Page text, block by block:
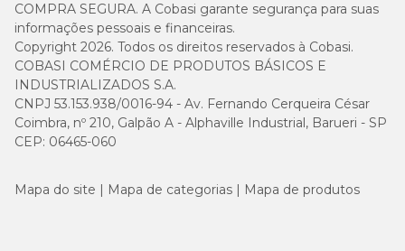
COMPRA SEGURA. A Cobasi garante segurança para suas
informações pessoais e financeiras.
Copyright 2026. Todos os direitos reservados à Cobasi.
COBASI COMÉRCIO DE PRODUTOS BÁSICOS E
INDUSTRIALIZADOS S.A.
CNPJ 53.153.938/0016-94 - Av. Fernando Cerqueira César
Coimbra, nº 210, Galpão A - Alphaville Industrial, Barueri - SP
CEP: 06465-060
Mapa do site Mapa de categorias Mapa de produtos